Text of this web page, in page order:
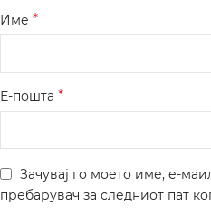
Име *
Е-пошта *
Зачувај го моето име, е-
пребарувач за следниот пат